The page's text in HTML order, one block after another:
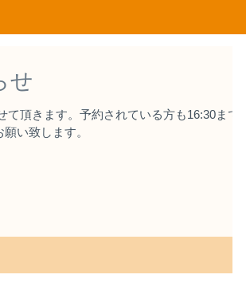
せ
頂きます。予約されている方も16:30までに
い致します。